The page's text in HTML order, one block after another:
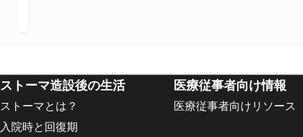
ストーマ造設後の生活
ストーマとは？
入院時と回復期
医療従事者向け情報
医療従事者向けリソース